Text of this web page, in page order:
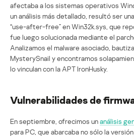
afectaba a los sistemas operativos
un análisis más detallado, resultó ser
“use-after-free” en Win32k.sys, que
fue luego solucionada mediante el
Analizamos el malware asociado,
MysterySnail y encontramos
lo vinculan con la APT IronHusky.
Vulnerabilidades de
En septiembre, ofrecimos unanálisis
para PC, que abarcaba no sólo la